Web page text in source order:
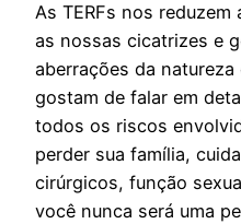
As TERFs nos
as nossas cicatrizes e
aberrações da
gostam de falar em
todos os riscos
perder sua família,
cirúrgicos, função
você nunca será uma